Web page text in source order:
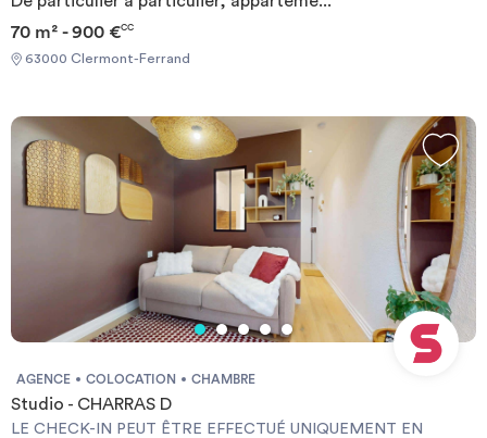
70 m² - 900 €CC
63000 Clermont-Ferrand
AGENCE COLOCATION CHAMBRE
Studio - CHARRAS D
LE CHECK-IN PEUT ÊTRE EFFECTUÉ UNIQUEMENT EN